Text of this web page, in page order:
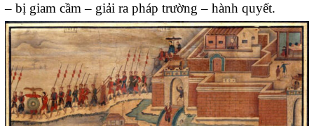
– bị giam cầm – giải ra pháp trường – hành quyết.